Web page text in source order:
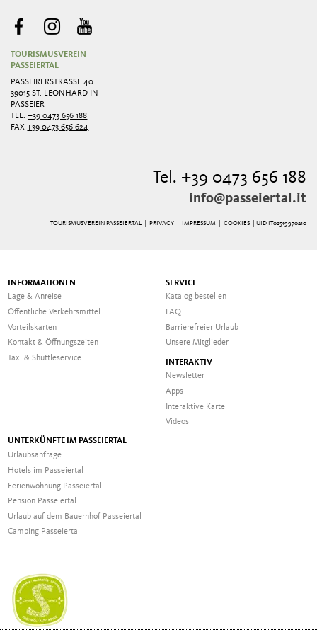
TOURISMUSVEREIN
PASSEIERTAL
PASSEIRERSTRASSE 40
39015 ST. LEONHARD IN
PASSEIER
TEL.+39 0473 656 188
FAX+39 0473 656 624
Tel. +39 0473 656 188
info@passeiertal.it
TOURISMUSVEREIN PASSEIERTAL | PRIVACY| IMPRESSUM| COOKIES | UID IT02519970210
INFORMATIONEN
Lage & Anreise
Öffentliche Verkehrsmittel
Vorteilskarten
Kontakt & Öffnungszeiten
Taxi & Shuttleservice
SERVICE
Katalog bestellen
FAQ
Barrierefreier Urlaub
Unsere Mitglieder
INTERAKTIV
Newsletter
Apps
Interaktive Karte
Videos
UNTERKÜNFTE IM PASSEIERTAL
Urlaubsanfrage
Hotels im Passeiertal
Ferienwohnung Passeiertal
Pension Passeiertal
Urlaub auf dem Bauernhof Passeiertal
Camping Passeiertal